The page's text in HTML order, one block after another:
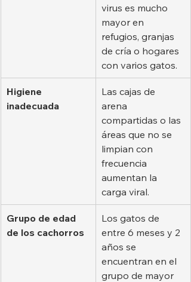
virus es mucho
mayor en
refugios, granjas
de cría o hogares
con varios gatos.
Higiene
inadecuada
Las cajas de
arena
compartidas o las
áreas que no se
limpian con
frecuencia
aumentan la
carga viral.
Grupo de edad
de los cachorros
Los gatos de
entre 6 meses y 2
años se
encuentran en el
grupo de mayor